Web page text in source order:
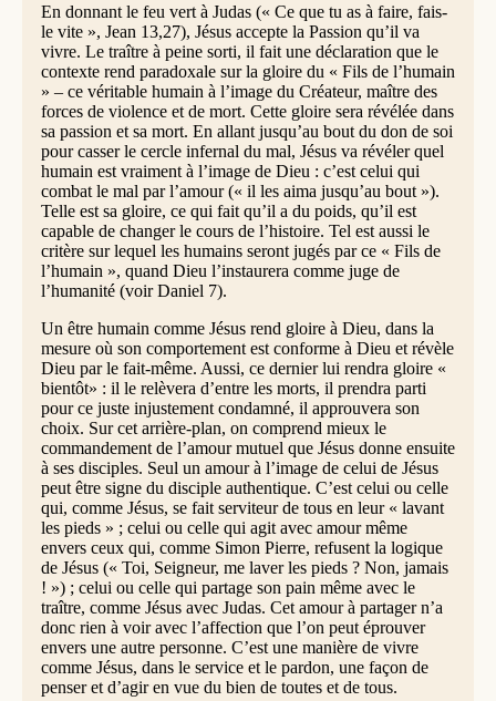
En donnant le feu vert à Judas (« Ce que tu as à faire, fais-
le vite », Jean 13,27), Jésus accepte la Passion qu’il va
vivre. Le traître à peine sorti, il fait une déclaration que le
contexte rend paradoxale sur la gloire du « Fils de l’humain
» – ce véritable humain à l’image du Créateur, maître des
forces de violence et de mort. Cette gloire sera révélée dans
sa passion et sa mort. En allant jusqu’au bout du don de soi
pour casser le cercle infernal du mal, Jésus va révéler quel
humain est vraiment à l’image de Dieu : c’est celui qui
combat le mal par l’amour (« il les aima jusqu’au bout »).
Telle est sa gloire, ce qui fait qu’il a du poids, qu’il est
capable de changer le cours de l’histoire. Tel est aussi le
critère sur lequel les humains seront jugés par ce « Fils de
l’humain », quand Dieu l’instaurera comme juge de
l’humanité (voir Daniel 7).
Un être humain comme Jésus rend gloire à Dieu, dans la
mesure où son comportement est conforme à Dieu et révèle
Dieu par le fait-même. Aussi, ce dernier lui rendra gloire «
bientôt» : il le relèvera d’entre les morts, il prendra parti
pour ce juste injustement condamné, il approuvera son
choix. Sur cet arrière-plan, on comprend mieux le
commandement de l’amour mutuel que Jésus donne ensuite
à ses disciples. Seul un amour à l’image de celui de Jésus
peut être signe du disciple authentique. C’est celui ou celle
qui, comme Jésus, se fait serviteur de tous en leur « lavant
les pieds » ; celui ou celle qui agit avec amour même
envers ceux qui, comme Simon Pierre, refusent la logique
de Jésus (« Toi, Seigneur, me laver les pieds ? Non, jamais
! ») ; celui ou celle qui partage son pain même avec le
traître, comme Jésus avec Judas. Cet amour à partager n’a
donc rien à voir avec l’affection que l’on peut éprouver
envers une autre personne. C’est une manière de vivre
comme Jésus, dans le service et le pardon, une façon de
penser et d’agir en vue du bien de toutes et de tous.